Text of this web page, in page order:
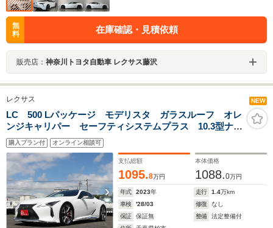
無
料
在庫確認・見積依頼
販売店： 神奈川トヨタ自動車 レクサス藤沢
レクサス NEW
LC 500 Lパッケージ モデリスタ ガラスルーフ オレ
ンジキャリパー セーフティシステムプラス 10.3型ナビ
&フルセグTV バックカメラ 赤レザーシート シート
ヒーター&ベンチレーション 純正21インチAW
購入プラン付 オンライン相談可
支払総額
1095.8万円
本体価格
1088.0万円
年式 2023年 走行 1.4万km
車検
'28/03 修復
なし
保証
保証無 整備
法定整備付